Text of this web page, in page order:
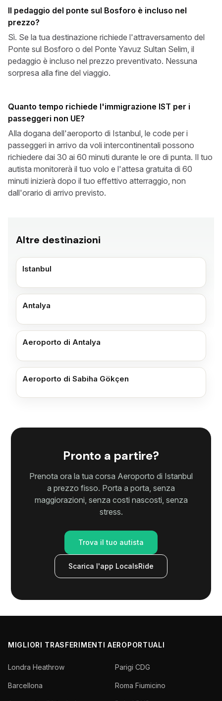
Il pedaggio del ponte sul Bosforo è incluso nel
prezzo?
Sì. Se la tua destinazione richiede l'attraversamento del
Ponte sul Bosforo o del Ponte Yavuz Sultan Selim, il
pedaggio è incluso nel prezzo preventivato. Nessuna
sorpresa alla fine del viaggio.
Quanto tempo richiede l'immigrazione IST per i
passeggeri non UE?
Alla dogana dell'aeroporto di Istanbul, le code per i
passeggeri in arrivo da voli intercontinentali possono
richiedere dai 30 ai 60 minuti durante le ore di punta. Il tuo
autista monitorerà il tuo volo e l'attesa gratuita di 60
minuti inizierà dopo il tuo effettivo atterraggio, non
dall'orario di arrivo previsto.
Altre destinazioni
Istanbul
Antalya
Aeroporto di Antalya
Aeroporto di Sabiha Gökçen
Pronto a partire?
Prenota ora la tua corsa Aeroporto di Istanbul
a prezzo fisso. Porta a porta, senza
maggiorazioni, senza costi nascosti, senza
stress.
Trova il tuo autista
Scarica l'app LocalsRide
MIGLIORI TRASFERIMENTI AEROPORTUALI
Londra Heathrow Parigi CDG
Barcellona Roma Fiumicino